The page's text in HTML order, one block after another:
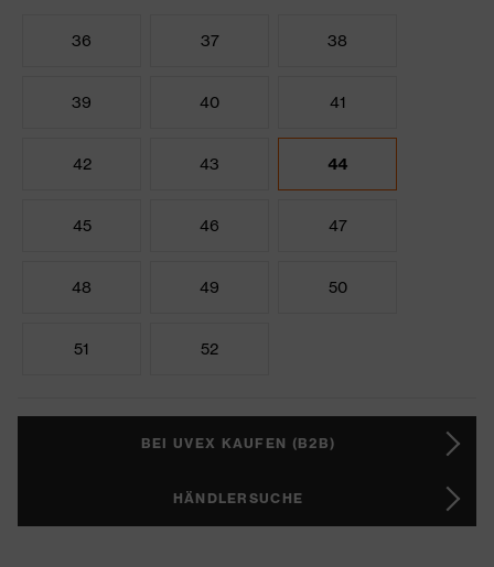
36 37 38
39 40 41
42 43 44
45 46 47
48 49 50
51 52
BEI UVEX KAUFEN (B2B)
HÄNDLERSUCHE